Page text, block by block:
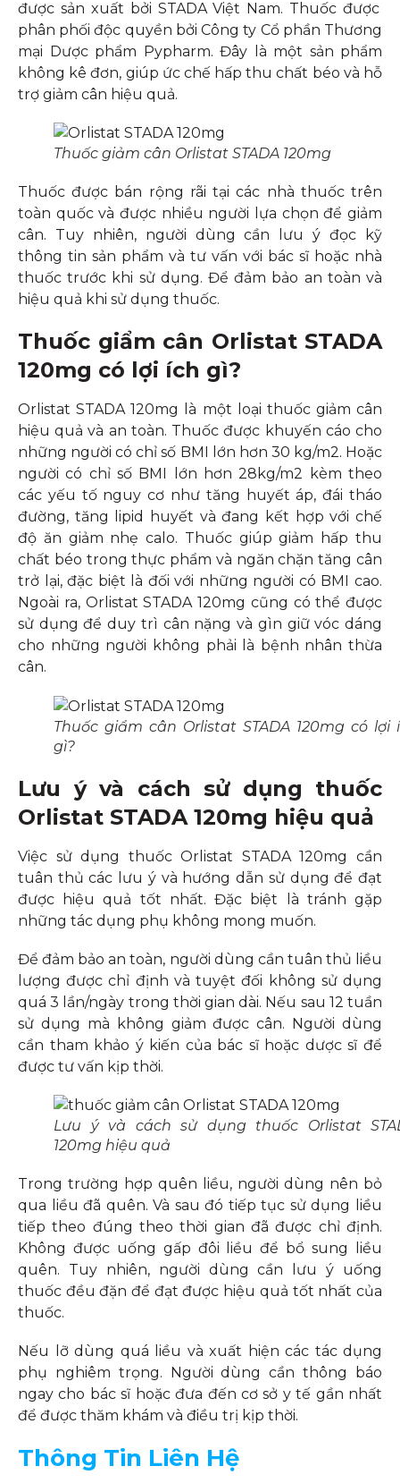
được sản xuất bởi STADA Việt Nam. Thuốc được
phân phối độc quyền bởi Công ty Cổ phần Thương
mại Dược phẩm Pypharm. Đây là một sản phẩm
không kê đơn, giúp ức chế hấp thu chất béo và hỗ
trợ giảm cân hiệu quả.
Thuốc giảm cân Orlistat STADA 120mg
Thuốc được bán rộng rãi tại các nhà thuốc trên
toàn quốc và được nhiều người lựa chọn để giảm
cân. Tuy nhiên, người dùng cần lưu ý đọc kỹ
thông tin sản phẩm và tư vấn với bác sĩ hoặc nhà
thuốc trước khi sử dụng. Để đảm bảo an toàn và
hiệu quả khi sử dụng thuốc.
Thuốc giẩm cân Orlistat STADA
120mg có lợi ích gì?
Orlistat STADA 120mg là một loại thuốc giảm cân
hiệu quả và an toàn. Thuốc được khuyến cáo cho
những người có chỉ số BMI lớn hơn 30 kg/m2. Hoặc
người có chỉ số BMI lớn hơn 28kg/m2 kèm theo
các yếu tố nguy cơ như tăng huyết áp, đái tháo
đường, tăng lipid huyết và đang kết hợp với chế
độ ăn giảm nhẹ calo. Thuốc giúp giảm hấp thu
chất béo trong thực phẩm và ngăn chặn tăng cân
trở lại, đặc biệt là đối với những người có BMI cao.
Ngoài ra, Orlistat STADA 120mg cũng có thể được
sử dụng để duy trì cân nặng và gìn giữ vóc dáng
cho những người không phải là bệnh nhân thừa
cân.
Thuốc giẩm cân Orlistat STADA 120mg có lợi
gì?
Lưu ý và cách sử dụng thuốc
Orlistat STADA 120mg hiệu quả
Việc sử dụng thuốc Orlistat STADA 120mg cần
tuân thủ các lưu ý và hướng dẫn sử dụng để đạt
được hiệu quả tốt nhất. Đặc biệt là tránh gặp
những tác dụng phụ không mong muốn.
Để đảm bảo an toàn, người dùng cần tuân thủ liều
lượng được chỉ định và tuyệt đối không sử dụng
quá 3 lần/ngày trong thời gian dài. Nếu sau 12 tuần
sử dụng mà không giảm được cân. Người dùng
cần tham khảo ý kiến của bác sĩ hoặc dược sĩ để
được tư vấn kịp thời.
Lưu ý và cách sử dụng thuốc Orlistat
120mg hiệu quả
Trong trường hợp quên liều, người dùng nên bỏ
qua liều đã quên. Và sau đó tiếp tục sử dụng liều
tiếp theo đúng theo thời gian đã được chỉ định.
Không được uống gấp đôi liều để bổ sung liều
quên. Tuy nhiên, người dùng cần lưu ý uống
thuốc đều đặn để đạt được hiệu quả tốt nhất của
thuốc.
Nếu lỡ dùng quá liều và xuất hiện các tác dụng
phụ nghiêm trọng. Người dùng cần thông báo
ngay cho bác sĩ hoặc đưa đến cơ sở y tế gần nhất
để được thăm khám và điều trị kịp thời.
Thông Tin Liên Hệ